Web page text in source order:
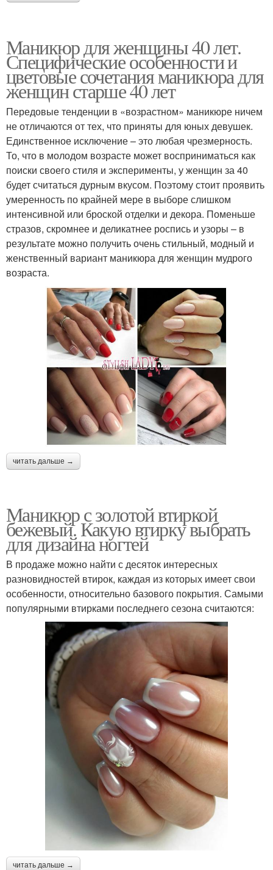
Маникюр для женщины 40 лет.
Специфические особенности и
цветовые сочетания маникюра для
женщин старше 40 лет
Передовые тенденции в «возрастном» маникюре ничем
не отличаются от тех, что приняты для юных девушек.
Единственное исключение – это любая чрезмерность.
То, что в молодом возрасте может восприниматься как
поиски своего стиля и эксперименты, у женщин за 40
будет считаться дурным вкусом. Поэтому стоит проявить
умеренность по крайней мере в выборе слишком
интенсивной или броской отделки и декора. Поменьше
стразов, скромнее и деликатнее роспись и узоры – в
результате можно получить очень стильный, модный и
женственный вариант маникюра для женщин мудрого
возраста.
читать дальше →
Маникюр с золотой втиркой
бежевый. Какую втирку выбрать
для дизайна ногтей
В продаже можно найти с десяток интересных
разновидностей втирок, каждая из которых имеет свои
особенности, относительно базового покрытия. Самыми
популярными втирками последнего сезона считаются:
читать дальше →